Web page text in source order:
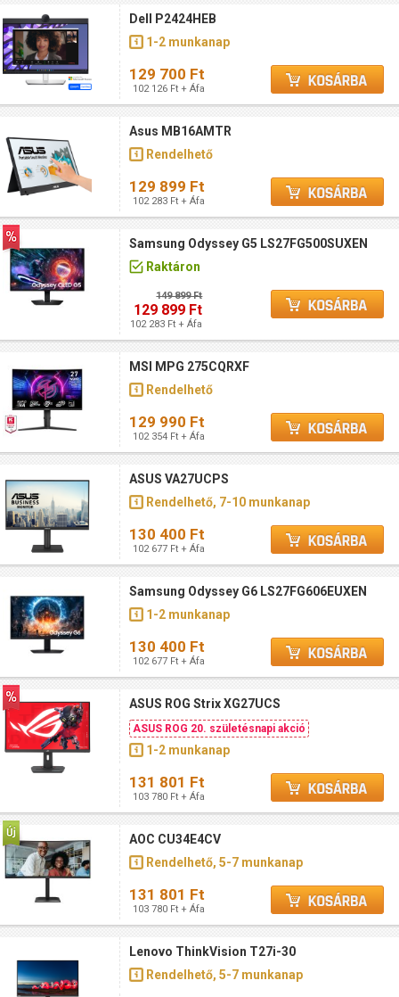
Dell P2424HEB
1-2 munkanap
129 700 Ft
102 126 Ft + Áfa
Asus MB16AMTR
Rendelhető
129 899 Ft
102 283 Ft + Áfa
Samsung Odyssey G5 LS27FG500SUXEN
Raktáron
149 899 Ft
129 899 Ft
102 283 Ft + Áfa
MSI MPG 275CQRXF
Rendelhető
129 990 Ft
102 354 Ft + Áfa
ASUS VA27UCPS
Rendelhető, 7-10 munkanap
130 400 Ft
102 677 Ft + Áfa
Samsung Odyssey G6 LS27FG606EUXEN
1-2 munkanap
130 400 Ft
102 677 Ft + Áfa
ASUS ROG Strix XG27UCS
ASUS ROG 20. születésnapi akció
1-2 munkanap
131 801 Ft
103 780 Ft + Áfa
AOC CU34E4CV
Rendelhető, 5-7 munkanap
131 801 Ft
103 780 Ft + Áfa
Lenovo ThinkVision T27i-30
Rendelhető, 5-7 munkanap